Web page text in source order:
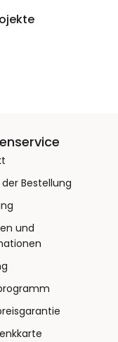
Bestellung
und